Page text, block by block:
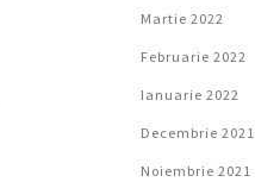
Martie 2022
Februarie 2022
Ianuarie 2022
Decembrie 2021
Noiembrie 2021